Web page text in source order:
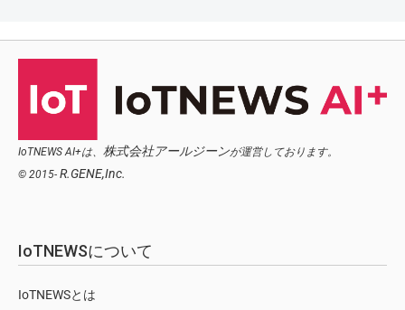
IoTNEWS AI+は、 株式会社アールジーンが運営しております。
© 2015- R.GENE,Inc.
IoTNEWSについて
IoTNEWSとは